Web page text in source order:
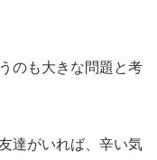
のも大きな問題と考
達がいれば、辛い気